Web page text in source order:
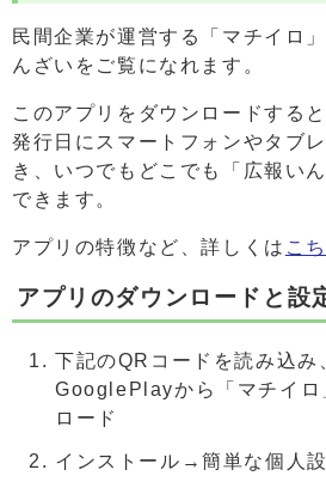
民間企業が運営する「マチイロ
んざいをご覧になれます。
このアプリをダウンロードする
発行日にスマートフォンやタブ
き、いつでもどこでも「広報い
できます。
アプリの特徴など、詳しくは こ
アプリのダウンロードと設
下記のQRコードを読み込み
GooglePlayから「マチイロ
ロード
インストール→簡単な個人